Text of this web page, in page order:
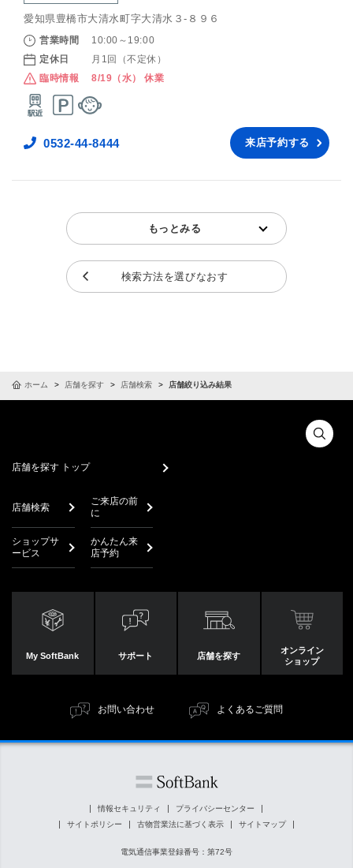
愛知県豊橋市大清水町字大清水３‐８９６
営業時間
10:00～19:00
定休日
月1回（不定休）
臨時情報
8/19（水） 休業
0532-44-8444 来店予約する
もっとみる
検索方法を選びなおす
ホーム 店舗を探す 店舗検索 店舗絞り込み結果
店舗を探す トップ
店舗検索
ご来店の前
に
ショップサ
ービス
かんたん来
店予約
My SoftBank サポート 店舗を探す
オンライン
ショップ
お問い合わせ よくあるご質問
情報セキュリティ
プライバシーセンター
サイトポリシー
古物営業法に基づく表示 サイトマップ
電気通信事業登録番号：第72号